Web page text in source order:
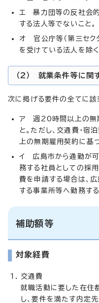
エ 暴力団等の反社会
する法人等でないこと。
オ 官公庁等（第三セク
を受けている法人を除く
（2） 就業条件等に関
次に掲げる要件の全てに該
ア 週20時間以上の無
と。ただし、交通費・
上の無期雇用契約に基
イ 広島市から通勤が
務する社員としての採用
費を申請する場合は、
する事業所等へ勤務す
補助額等
対象経費
交通費
就職活動に要した在住
し、要件を満たす内定